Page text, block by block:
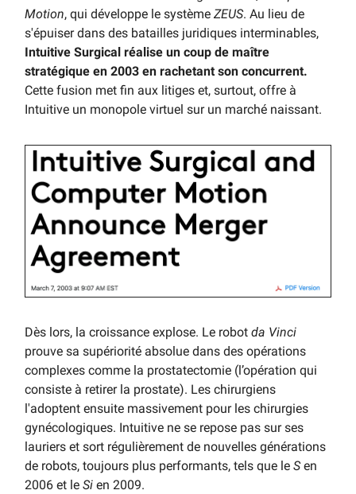
Motion, qui développe le système ZEUS. Au lieu de
s'épuiser dans des batailles juridiques interminables,
Intuitive Surgical réalise un coup de maître
stratégique en 2003 en rachetant son concurrent.
Cette fusion met fin aux litiges et, surtout, offre à
Intuitive un monopole virtuel sur un marché naissant.
Dès lors, la croissance explose. Le robot da Vinci
prouve sa supériorité absolue dans des opérations
complexes comme la prostatectomie (l’opération qui
consiste à retirer la prostate). Les chirurgiens
l'adoptent ensuite massivement pour les chirurgies
gynécologiques. Intuitive ne se repose pas sur ses
lauriers et sort régulièrement de nouvelles générations
de robots, toujours plus performants, tels que le Sen
2006 et le Si en 2009.